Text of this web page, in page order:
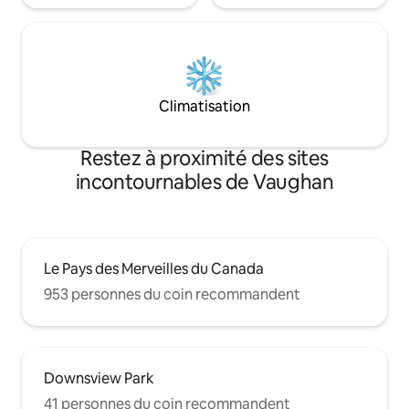
Climatisation
Restez à proximité des sites
incontournables de Vaughan
Le Pays des Merveilles du Canada
953 personnes du coin recommandent
Downsview Park
41 personnes du coin recommandent